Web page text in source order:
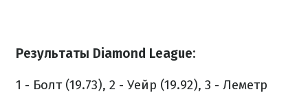
Результаты Diamond League:
1 - Болт (19.73), 2 - Уейр (19.92), 3 - Леметр